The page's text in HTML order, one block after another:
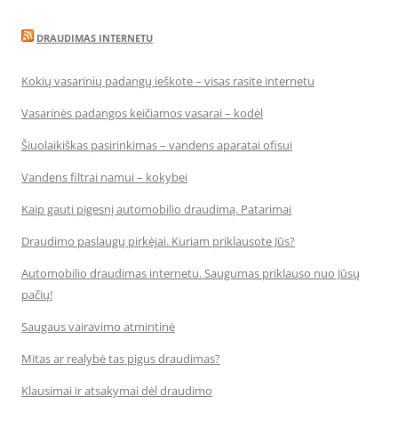
DRAUDIMAS INTERNETU
Kokių vasarinių padangų ieškote – visas rasite internetu
Vasarinės padangos keičiamos vasarai – kodėl
Šiuolaikiškas pasirinkimas – vandens aparatai ofisui
Vandens filtrai namui – kokybei
Kaip gauti pigesnį automobilio draudimą. Patarimai
Draudimo paslaugų pirkėjai. Kuriam priklausote Jūs?
Automobilio draudimas internetu. Saugumas priklauso nuo Jūsų
pačių!
Saugaus vairavimo atmintinė
Mitas ar realybė tas pigus draudimas?
Klausimai ir atsakymai dėl draudimo